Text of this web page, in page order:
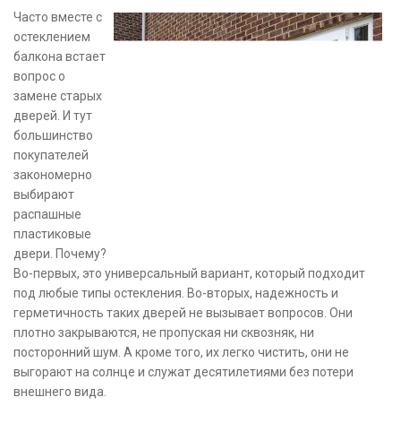
Часто вместе с
остеклением
балкона встает
вопрос о
замене старых
дверей. И тут
большинство
покупателей
закономерно
выбирают
распашные
пластиковые
двери. Почему?
Во-первых, это универсальный вариант, который подходит
под любые типы остекления. Во-вторых, надежность и
герметичность таких дверей не вызывает вопросов. Они
плотно закрываются, не пропуская ни сквозняк, ни
посторонний шум. А кроме того, их легко чистить, они не
выгорают на солнце и служат десятилетиями без потери
внешнего вида.